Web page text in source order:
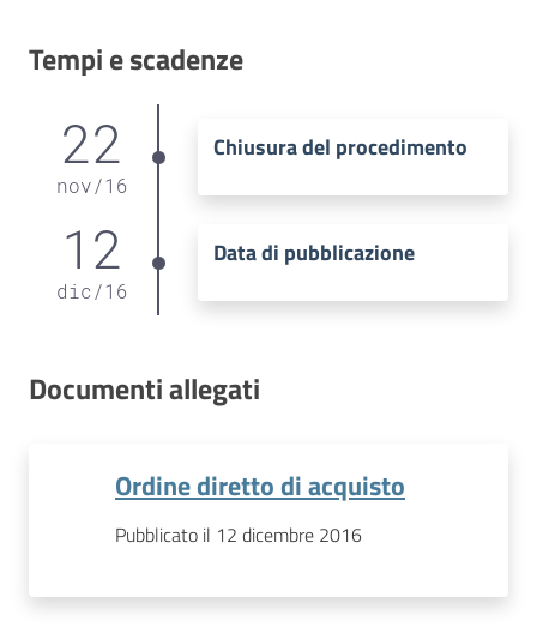
Tempi e scadenze
22
nov/16
Chiusura del procedimento
12
dic /16
Data di pubblicazione
Documenti allegati
Ordine diretto di acquisto
Pubblicato il 12 dicembre 2016